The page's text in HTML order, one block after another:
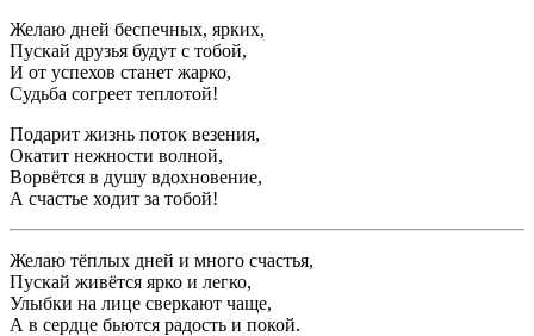
Желаю дней беспечных, ярких,
Пускай друзья будут с тобой,
И от успехов станет жарко,
Судьба согреет теплотой!
Подарит жизнь поток везения,
Окатит нежности волной,
Ворвётся в душу вдохновение,
А счастье ходит за тобой!
Желаю тёплых дней и много счастья,
Пускай живётся ярко и легко,
Улыбки на лице сверкают чаще,
А в сердце бьются радость и покой.